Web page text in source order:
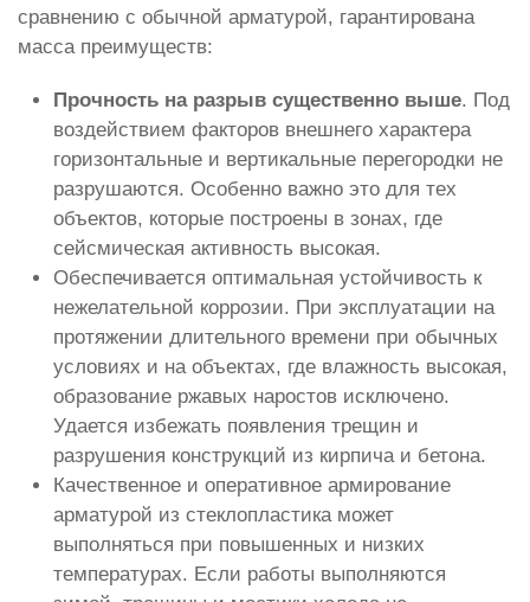
сравнению с обычной арматурой, гарантирована
масса преимуществ:
Прочность на разрыв существенно выше. Под
воздействием факторов внешнего характера
горизонтальные и вертикальные перегородки не
разрушаются. Особенно важно это для тех
объектов, которые построены в зонах, где
сейсмическая активность высокая.
Обеспечивается оптимальная устойчивость к
нежелательной коррозии. При эксплуатации на
протяжении длительного времени при обычных
условиях и на объектах, где влажность высокая,
образование ржавых наростов исключено.
Удается избежать появления трещин и
разрушения конструкций из кирпича и бетона.
Качественное и оперативное армирование
арматурой из стеклопластика может
выполняться при повышенных и низких
температурах. Если работы выполняются